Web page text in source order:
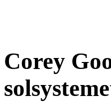
Corey